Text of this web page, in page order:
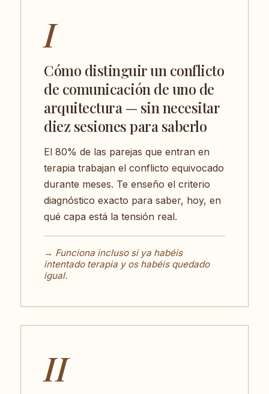
I
Cómo distinguir un conflicto
de comunicación de uno de
arquitectura — sin necesitar
diez sesiones para saberlo
El 80% de las parejas que entran en
terapia trabajan el conflicto equivocado
durante meses. Te enseño el criterio
diagnóstico exacto para saber, hoy, en
qué capa está la tensión real.
→ Funciona incluso si ya habéis
intentado terapia y os habéis quedado
igual.
II